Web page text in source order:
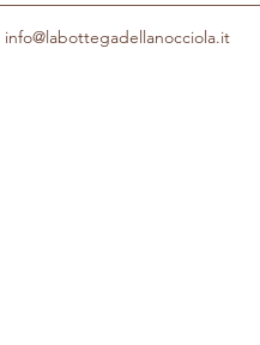
info@labottegadellanocciola.it